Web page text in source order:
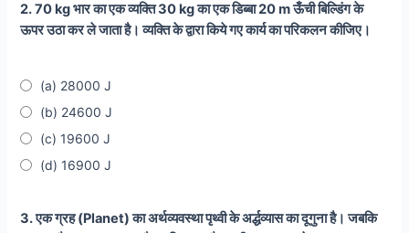
2. 70 kg भार का एक व्यक्ति 30 kg का एक डिब्बा 20 m ऊँची बिल्डिंग के
ऊपर उठा कर ले जाता है। व्यक्ति के द्वारा किये गए कार्य का परिकलन कीजिए।
(a) 28000 J
(b) 24600 J
(c) 19600 J
(d) 16900 J
3. एक ग्रह (Planet) का अर्थव्यवस्था पृथ्वी के अर्द्धव्यास का दूगुना है। जबकि